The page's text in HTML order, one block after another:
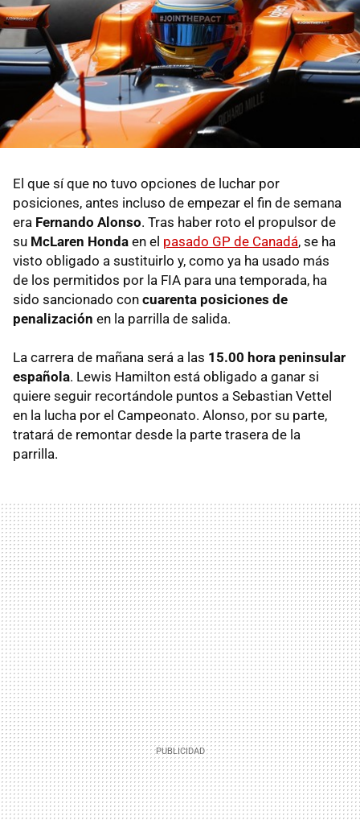
El que sí que no tuvo opciones de luchar por
posiciones, antes incluso de empezar el fin de semana
era Fernando Alonso. Tras haber roto el propulsor de
su McLaren Honda en el pasado GP de Canadá, se ha
visto obligado a sustituirlo y, como ya ha usado más
de los permitidos por la FIA para una temporada, ha
sido sancionado con cuarenta posiciones de
penalización en la parrilla de salida.
La carrera de mañana será a las 15.00 hora peninsular
española. Lewis Hamilton está obligado a ganar si
quiere seguir recortándole puntos a Sebastian Vettel
en la lucha por el Campeonato. Alonso, por su parte,
tratará de remontar desde la parte trasera de la
parrilla.